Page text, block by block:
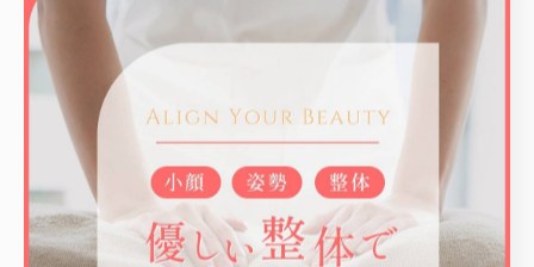
アを積み重ねることで、再発予防と快適な生活の維持が
期待できます。
整体×パーソナルトレーニングがもたらす姿勢改善と
骨盤ケア
整体とパーソナルトレーニングを組み合わせることで、
姿勢の歪みや骨盤のズレを根本から整える効果が期待で